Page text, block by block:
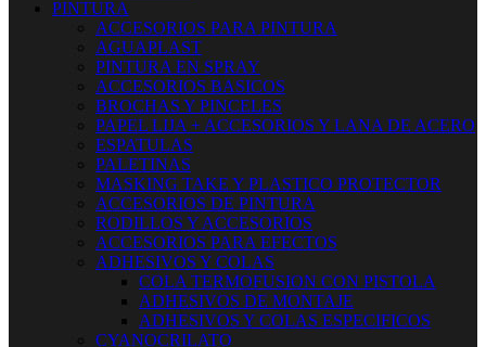
PINTURA
ACCESORIOS PARA PINTURA
AGUAPLAST
PINTURA EN SPRAY
ACCESORIOS BASICOS
BROCHAS Y PINCELES
PAPEL LIJA + ACCESORIOS Y LANA DE ACERO
ESPATULAS
PALETINAS
MASKING TAKE Y PLASTICO PROTECTOR
ACCESORIOS DE PINTURA
RODILLOS Y ACCESORIOS
ACCESORIOS PARA EFECTOS
ADHESIVOS Y COLAS
COLA TERMOFUSION CON PISTOLA
ADHESIVOS DE MONTAJE
ADHESIVOS Y COLAS ESPECIFICOS
CYANOCRILATO